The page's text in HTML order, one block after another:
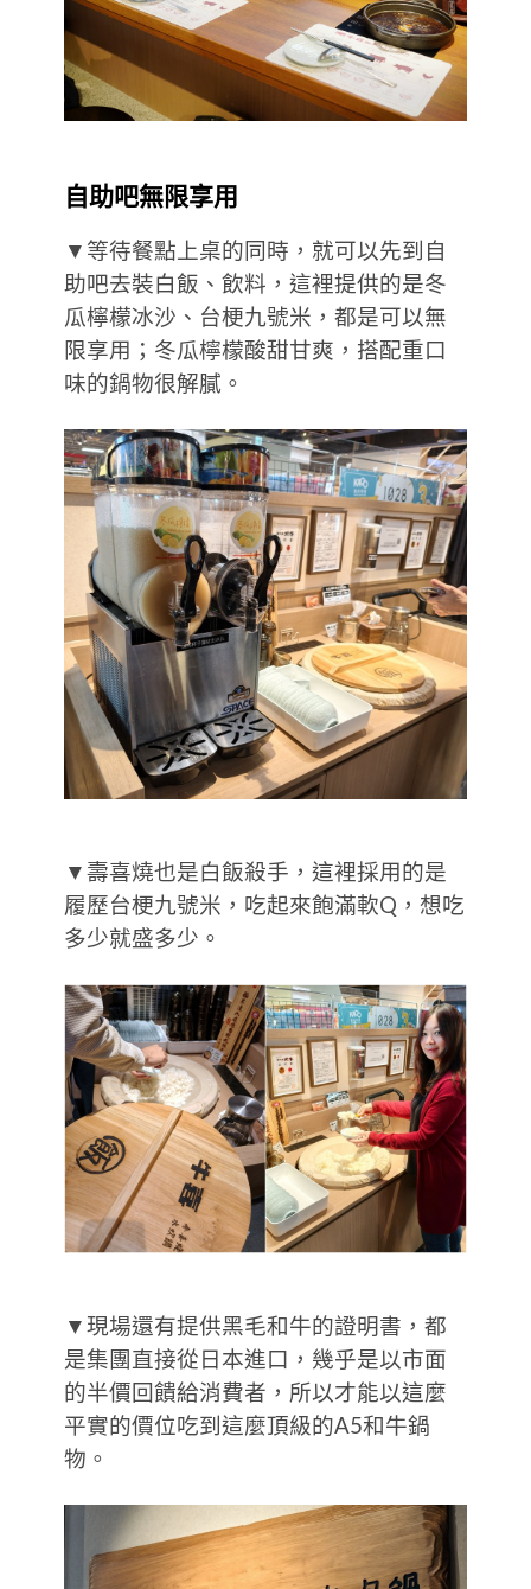
自助吧無限享用
▼等待餐點上桌的同時，就可以先到自
助吧去裝白飯、飲料，這裡提供的是冬
瓜檸檬冰沙、台梗九號米，都是可以無
限享用；冬瓜檸檬酸甜甘爽，搭配重口
味的鍋物很解膩。
▼壽喜燒也是白飯殺手，這裡採用的是
履歷台梗九號米，吃起來飽滿軟Q，想吃
多少就盛多少。
▼現場還有提供黑毛和牛的證明書，都
是集團直接從日本進口，幾乎是以市面
的半價回饋給消費者，所以才能以這麼
平實的價位吃到這麼頂級的A5和牛鍋
物。